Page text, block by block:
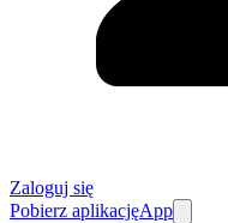
Zaloguj się
Pobierz aplikacjęApp